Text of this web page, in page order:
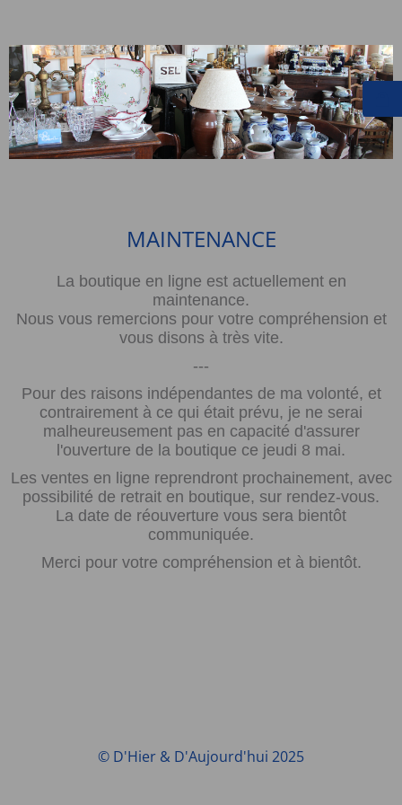
MAINTENANCE
La boutique en ligne est actuellement en
maintenance.
Nous vous remercions pour votre compréhension et
vous disons à très vite.
---
Pour des raisons indépendantes de ma volonté, et
contrairement à ce qui était prévu, je ne serai
malheureusement pas en capacité d'assurer
l'ouverture de la boutique ce jeudi 8 mai.
Les ventes en ligne reprendront prochainement, avec
possibilité de retrait en boutique, sur rendez-vous.
La date de réouverture vous sera bientôt
communiquée.
Merci pour votre compréhension et à bientôt.
© D'Hier & D'Aujourd'hui 2025